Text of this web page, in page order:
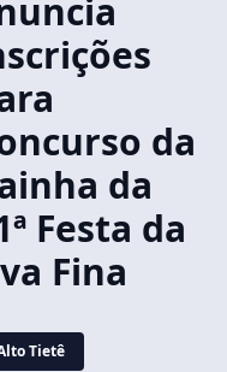
da
da
Festa da
Fina
Tietê